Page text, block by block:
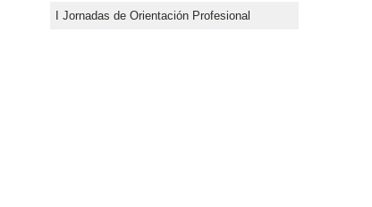
I Jornadas de Orientación Profesional